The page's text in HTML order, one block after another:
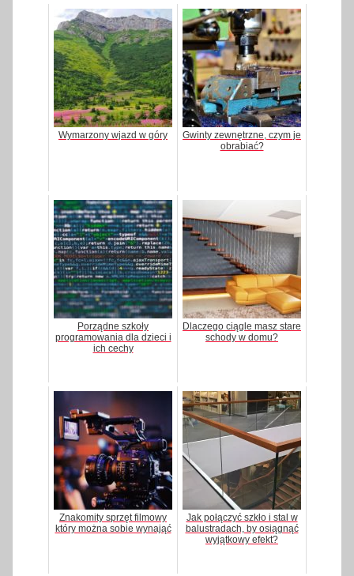
Wymarzony wjazd w góry
Gwinty zewnętrzne, czym je
obrabiać?
Porządne szkoły
programowania dla dzieci i
ich cechy
Dlaczego ciągle masz stare
schody w domu?
Znakomity sprzęt filmowy
który można sobie wynająć
Jak połączyć szkło i stal w
balustradach, by osiągnąć
wyjątkowy efekt?